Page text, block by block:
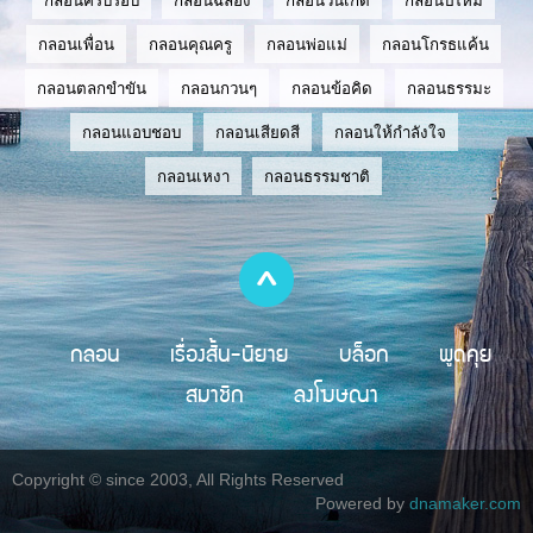
กลอนเพื่อน กลอนคุณครู กลอนพ่อแม่ กลอนโกรธแค้น
กลอนตลกขำขัน กลอนกวนๆ กลอนข้อคิด กลอนธรรมะ
กลอนแอบชอบ กลอนเสียดสี กลอนให้กำลังใจ
กลอนเหงา กลอนธรรมชาติ
กลอน เรื่องสั้น-นิยาย บล็อก
พูดคุย
สมาชิก
ลงโฆษณา
Copyright © since 2003, All Rights Reserved
Powered by dnamaker.com